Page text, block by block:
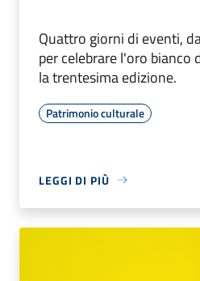
Quattro giorni di eventi,
per celebrare l'oro bianco
la trentesima edizione.
Patrimonio culturale
LEGGI DI PIÙ